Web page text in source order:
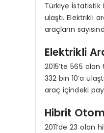
Türkiye İstatistik
ulaştı. Elektrikli
araçların
Elektrikli
2015’te 565
332 bin 10’a
araç içindeki
Hibrit
2011’de 23 olan